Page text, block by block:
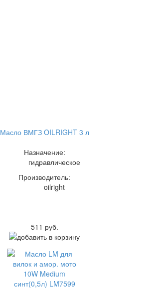
Масло ВМГЗ OILRIGHT 3 л
Назначение:
гидравлическое
Производитель:
oilright
511 руб.